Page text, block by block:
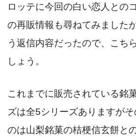
ロッテに今回の白い恋人との
の再販情報も尋ねてみました
う返信内容だったので、こち
しょう。
これまでに販売されている銘
ズは全5シリーズありますが
のは山梨銘菓の桔梗信玄餅と